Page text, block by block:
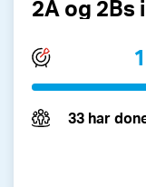
2A og 2Bs
33 har